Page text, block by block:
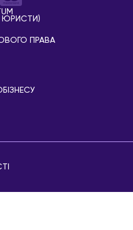
ЮРИСТИ)
ПРАВА